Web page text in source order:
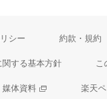
シー 約款・規約
する基本方針 こ
媒体資料 楽天